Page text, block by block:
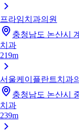
프라임치과의원
충청남도 논산시
치과
219m
서울케이플란트치과
충청남도 논산시
치과
239m